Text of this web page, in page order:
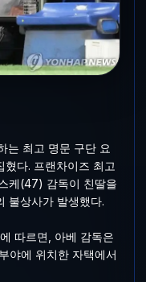
는 최고 명문 구단 요
다. 프랜차이즈 최고
케(47) 감독이 친딸을
불상사가 발생했다.
따르면, 아베 감독은
야에 위치한 자택에서